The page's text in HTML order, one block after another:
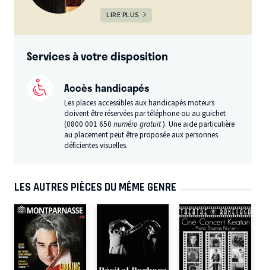
LIRE PLUS
Services à votre disposition
Accès handicapés
Les places accessibles aux handicapés moteurs
doivent être réservées par téléphone ou au guichet
(0800 001 650numéro gratuit). Une aide particulière
au placement peut être proposée aux personnes
déficientes visuelles.
LES AUTRES PIÈCES DU MÊME GENRE